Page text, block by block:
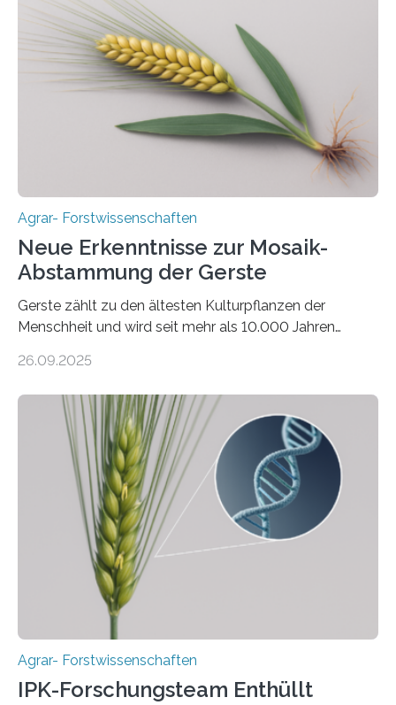
aus landwirtschaftlichen Kulturen ist ein zentrales
Anliegen im Zuge der europäischen Klimaziele, bis
2050 klimaneutral zu werden. In Deutschland dominiert
bislang der Mais als Energiepflanze, doch sein Anbau
bringt ökologische Herausforderungen mit sich:
Bodenerosion, Nährstoffauswaschung und…
Agrar- Forstwissenschaften
Neue Erkenntnisse zur Mosaik-
Abstammung der Gerste
Gerste zählt zu den ältesten Kulturpflanzen der
Menschheit und wird seit mehr als 10.000 Jahren
einzigen Ort domestiziert wurde. Eine neue Studie eines
Instituts für Pflanzengenetik und
Kulturpflanzenforschung (IPK) zeigt, dass die heutige
Gerste aus verschiedenen Wildpopulationen im
sogenannten Fruchtbaren Halbmond hervorgegangen
ist. Sie besitzt also eine Art „Mosaik-Abstammung“. Die
Ergebnisse der Studie wurden heute in der
Fachzeitschrift „Nature“ veröffentlicht. Die
Forschungsgruppe hat die Evolution und…
26.09.2025
Agrar- Forstwissenschaften
IPK-Forschungsteam Enthüllt